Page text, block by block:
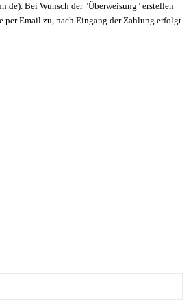
Bei Wunsch der "Überweisung" erstellen
per Email zu, nach Eingang der Zahlung erfolgt